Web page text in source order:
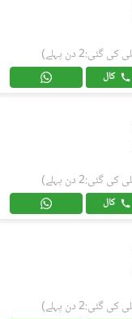
گئی:2 دن پہلے)
کال
گئی:2 دن پہلے)
کال
گئی:2 دن پہلے)